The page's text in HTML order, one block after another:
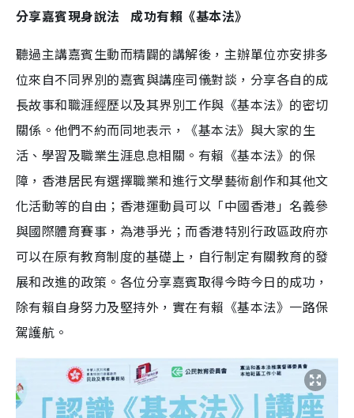
分享嘉賓現身說法 成功有賴《基本法》
聽過主講嘉賓生動而精闢的講解後，主辦單位亦安排多
位來自不同界別的嘉賓與講座司儀對談，分享各自的成
長故事和職涯經歷以及其界別工作與《基本法》的密切
關係。他們不約而同地表示，《基本法》與大家的生
活、學習及職業生涯息息相關。有賴《基本法》的保
障，香港居民有選擇職業和進行文學藝術創作和其他文
化活動等的自由；香港運動員可以「中國香港」名義參
與國際體育賽事，為港爭光；而香港特別行政區政府亦
可以在原有教育制度的基礎上，自行制定有關教育的發
展和改進的政策。各位分享嘉賓取得今時今日的成功，
除有賴自身努力及堅持外，實在有賴《基本法》一路保
駕護航。